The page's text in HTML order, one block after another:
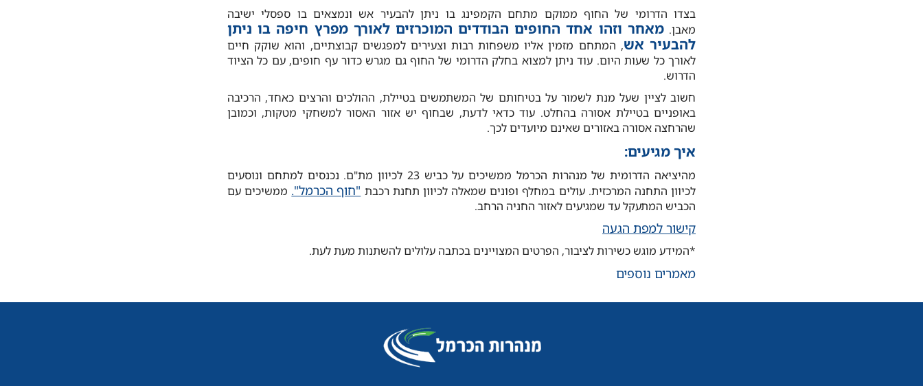
בצדו הדרומי של החוף ממוקם מתחם הקמפינג בו ניתן להבעיר אש ונמצאים בו ספסלי ישיבה
מאבן.מאחר וזהו אחד החופים הבודדים המוכרזים לאורך מפרץ חיפה בו ניתן
להבעיר אש, המתחם מזמין אליו משפחות רבות וצעירים למפגשים קבוצתיים, והוא שוקק חיים
לאורך כל שעות היום. עוד ניתן למצוא בחלק הדרומי של החוף גם מגרש כדור עף חופים, עם כל הציוד
הדרוש.
חשוב לציין שעל מנת לשמור על בטיחותם של המשתמשים בטיילת, ההולכים והרצים כאחד, הרכיבה
באופניים בטיילת אסורה בהחלט. עוד כדאי לדעת, שבחוף יש אזור האסור למשחקי מטקות, וכמובן
שהרחצה אסורה באזורים שאינם מיועדים לכך.
איך מגיעים:
מהיציאה הדרומית של מנהרות הכרמל ממשיכים על כביש 23 לכיוון מת"ם. נכנסים למתחם ונוסעים
לכיוון התחנה המרכזית. עולים במחלף ופונים שמאלה לכיוון תחנת רכבת "חוף הכרמל". ממשיכים עם
הכביש המתעקל עד שמגיעים לאזור החניה הרחב.
קישור למפת הגעה
*המידע מוגש כשירות לציבור, הפרטים המצויינים בכתבה עלולים להשתנות מעת לעת.
מאמרים נוספים